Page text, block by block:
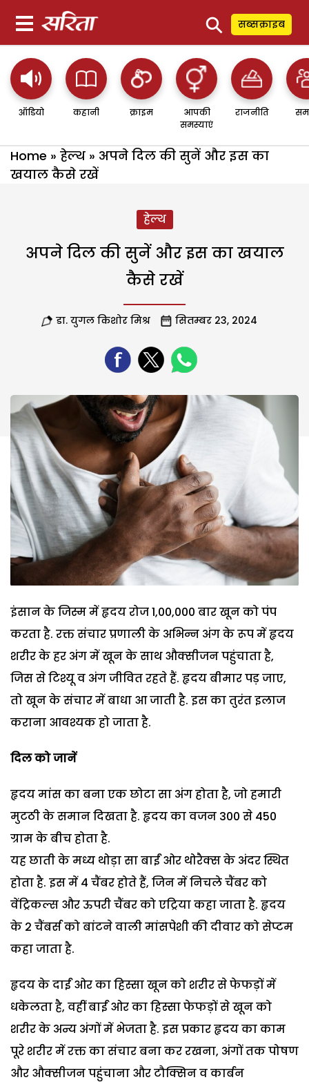
⚲ सब्सक्राइब
ऑडियो कहानी क्राइम
आपकी
समस्याएं
राजनीति
Home » हेल्थ » अपने दिल की सुनें और इस का
खयाल कैसे रखें
हेल्थ
अपने दिल की सुनें और इस का खयाल
कैसे रखें
डा. युगल किशोर मिश्र सितम्बर 23, 2024
इंसान के जिस्म में हृदय रोज 1,00,000 बार खून को पंप
करता है. रक्त संचार प्रणाली के अभिन्न अंग के रूप में हृदय
शरीर के हर अंग में खून के साथ औक्सीजन पहुंचाता है,
जिस से टिश्यू व अंग जीवित रहते हैं. हृदय बीमार पड़ जाए,
तो खून के संचार में बाधा आ जाती है. इस का तुरंत इलाज
कराना आवश्यक हो जाता है.
दिल को जानें
हृदय मांस का बना एक छोटा सा अंग होता है, जो हमारी
मुटठी के समान दिखता है. हृदय का वजन 300 से 450
ग्राम के बीच होता है.
यह छाती के मध्य थोड़ा सा बाईं ओर थोरैक्स के अंदर स्थित
होता है. इस में 4 चैंबर होते हैं, जिन में निचले चैंबर को
वेंट्रिकल्स और ऊपरी चैंबर को एट्रिया कहा जाता है. हृदय
के 2 चैंबर्स को बांटने वाली मांसपेशी की दीवार को सेप्टम
कहा जाता है.
हृदय के दाईं ओर का हिस्सा खून को शरीर से फेफड़ों में
धकेलता है, वहीं बाईं ओर का हिस्सा फेफड़ों से खून को
शरीर के अन्य अंगों में भेजता है. इस प्रकार हृदय का काम
पूरे शरीर में रक्त का संचार बना कर रखना, अंगों तक पोषण
और औक्सीजन पहुंचाना और टौक्सिन व कार्बन